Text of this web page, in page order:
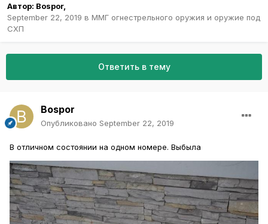
Автор: Bospor,
September 22, 2019 в ММГ огнестрельного оружия и оружие под
СХП
Ответить в тему
Bospor
Опубликовано September 22, 2019
В отличном состоянии на одном номере. Выбыла